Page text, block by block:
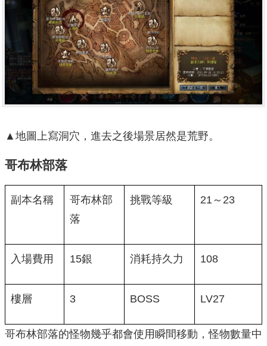
▲地圖上寫洞穴，進去之後場景居然是荒野。
哥布林部落
副本名稱
哥布林部
落
挑戰等級 21～23
入場費用 15銀 消耗持久力 108
樓層 3 BOSS LV27
哥布林部落的怪物幾乎都會使用瞬間移動，怪物數量中